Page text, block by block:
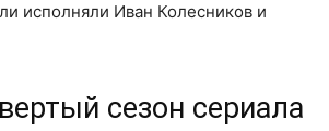
исполняли Иван Колесников и
сезон сериала